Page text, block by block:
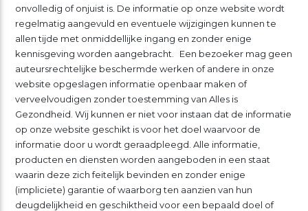
onvolledig of onjuist is. De informatie op onze website wordt
regelmatig aangevuld en eventuele wijzigingen kunnen te
allen tijde met onmiddellijke ingang en zonder enige
kennisgeving worden aangebracht. Een bezoeker mag geen
auteursrechtelijke beschermde werken of andere in onze
website opgeslagen informatie openbaar maken of
verveelvoudigen zonder toestemming van Alles is
Gezondheid. Wij kunnen er niet voor instaan dat de informatie
op onze website geschikt is voor het doel waarvoor de
informatie door u wordt geraadpleegd. Alle informatie,
producten en diensten worden aangeboden in een staat
waarin deze zich feitelijk bevinden en zonder enige
(impliciete) garantie of waarborg ten aanzien van hun
deugdelijkheid en geschiktheid voor een bepaald doel of